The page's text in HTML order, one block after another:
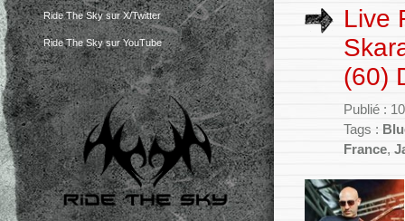
Ride The Sky sur X/Twitter
Ride The Sky sur YouTube
Live
(60)
Publié :
Tags :
France,